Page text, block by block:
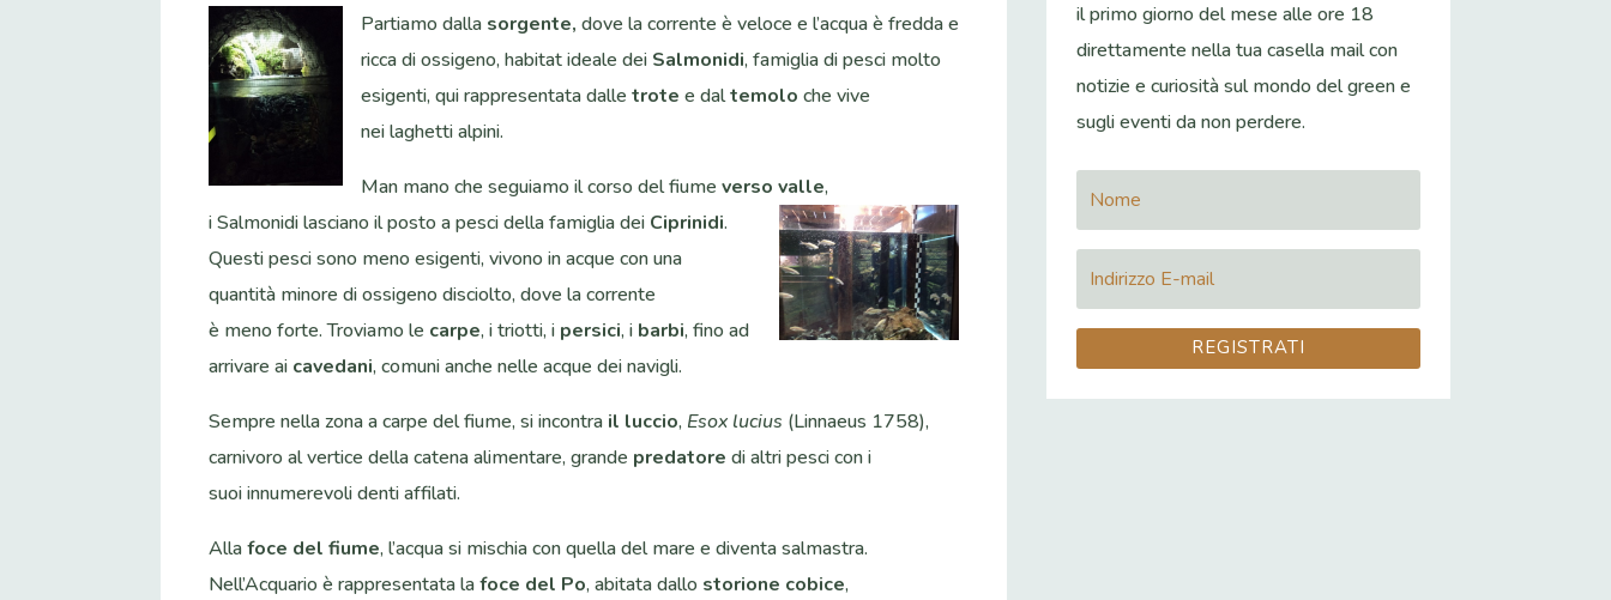
Partiamo dalla sorgente,dove la corrente è veloce e l’acqua è fredda e
ricca di ossigeno, habitat ideale dei Salmonidi, famiglia di pesci molto
esigenti, qui rappresentata dalletrote e daltemolo che vive
nei laghetti alpini.
Man mano che seguiamo il corso del fiumeverso valle,
i Salmonidi lasciano ilposto a pesci della famiglia dei Ciprinidi.
Questi pesci sono meno esigenti, vivono in acque con una
quantità minore di ossigeno disciolto, dove la corrente
è meno forte. Troviamo le carpe, i triotti, i persici, i barbi, fino ad
arrivare ai cavedani, comuni anche nelle acque dei navigli.
Sempre nella zona a carpe del fiume, si incontra il luccio, Esox lucius (Linnaeus 1758),
carnivoro al vertice della catena alimentare, grande predatore di altri pesci con i
suoi innumerevoli denti affilati.
Allafoce del fiume, l’acqua si mischia con quella del mare e diventa salmastra.
Nell’Acquario è rappresentata lafoce del Po, abitata dallo storione cobice,
il primo giorno del mese alle ore 18
direttamente nella tua casella mail con
notizie e curiosità sul mondo del green e
sugli eventi da non perdere.
REGISTRATI